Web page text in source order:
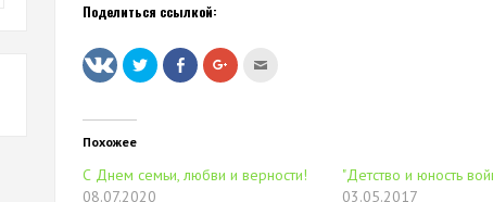
Поделиться ссылкой:
Нажмите,
чтобы
поделиться
Нажмите
здесь,
чтобы
новом
Нажмите,
чтобы
Похожее
С Днем семьи, любви и верности!
08.07.2020
"Детство и юность
03.05.2017